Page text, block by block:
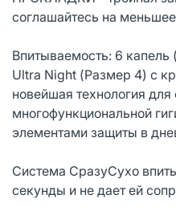
соглашайтесь на
Впитываемость: 6
Ultra Night (Размер 4) с
новейшая технология для
многофункциональной
элементами защиты в
Система СразуСухо
секунды и не дает ей